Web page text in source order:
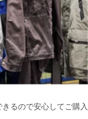
るので安心してご購入